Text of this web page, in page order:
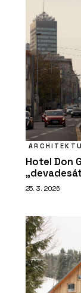
Hotel Don
25. 3. 2026